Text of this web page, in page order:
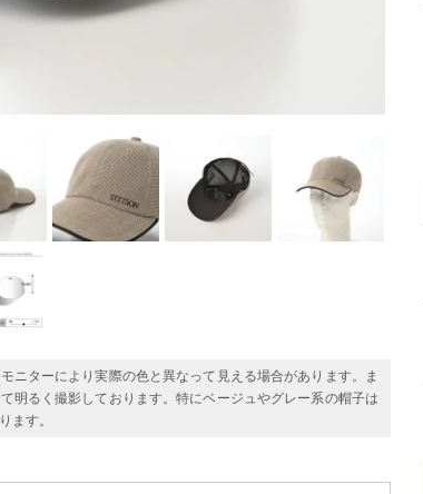
ニターにより実際の色と異なって見える場合があります。ま
明るく撮影しております。特にベージュやグレー系の帽子は
ます。